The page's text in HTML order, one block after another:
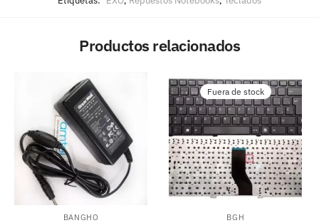
Productos relacionados
BANGHO
Fuera de stock
BGH